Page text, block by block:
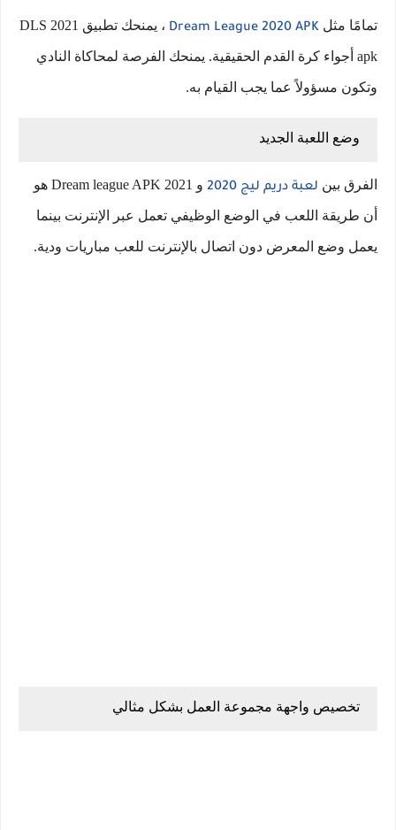
تمامًا مثل Dream League 2020 APK ، يمنحك تطبيق DLS 2021
apk أجواء كرة القدم الحقيقية. يمنحك الفرصة لمحاكاة النادي
وتكون مسؤولاً عما يجب القيام به.
وضع اللعبة الجديد
الفرق بين لعبة دريم ليج 2020 و Dream league APK 2021 هو
أن طريقة اللعب في الوضع الوظيفي تعمل عبر الإنترنت بينما
يعمل وضع المعرض دون اتصال بالإنترنت للعب مباريات ودية.
تخصيص واجهة مجموعة العمل بشكل مثالي